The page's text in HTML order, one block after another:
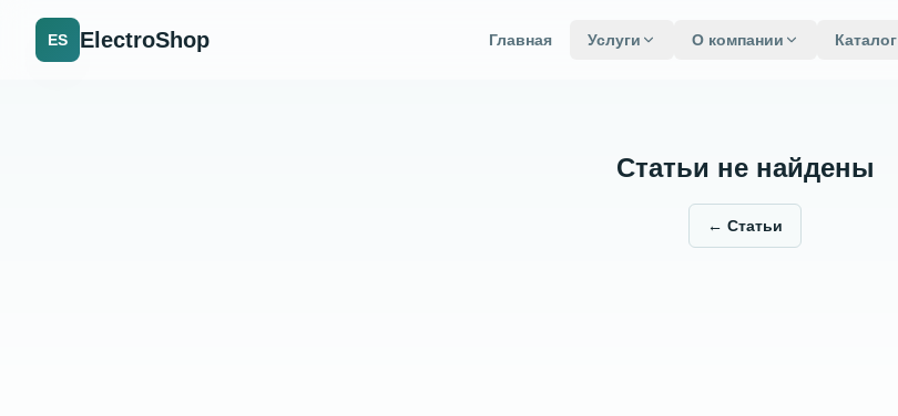
ES ElectroShop Главная Услуги О компании Каталог
Статьи не найдены
← Статьи